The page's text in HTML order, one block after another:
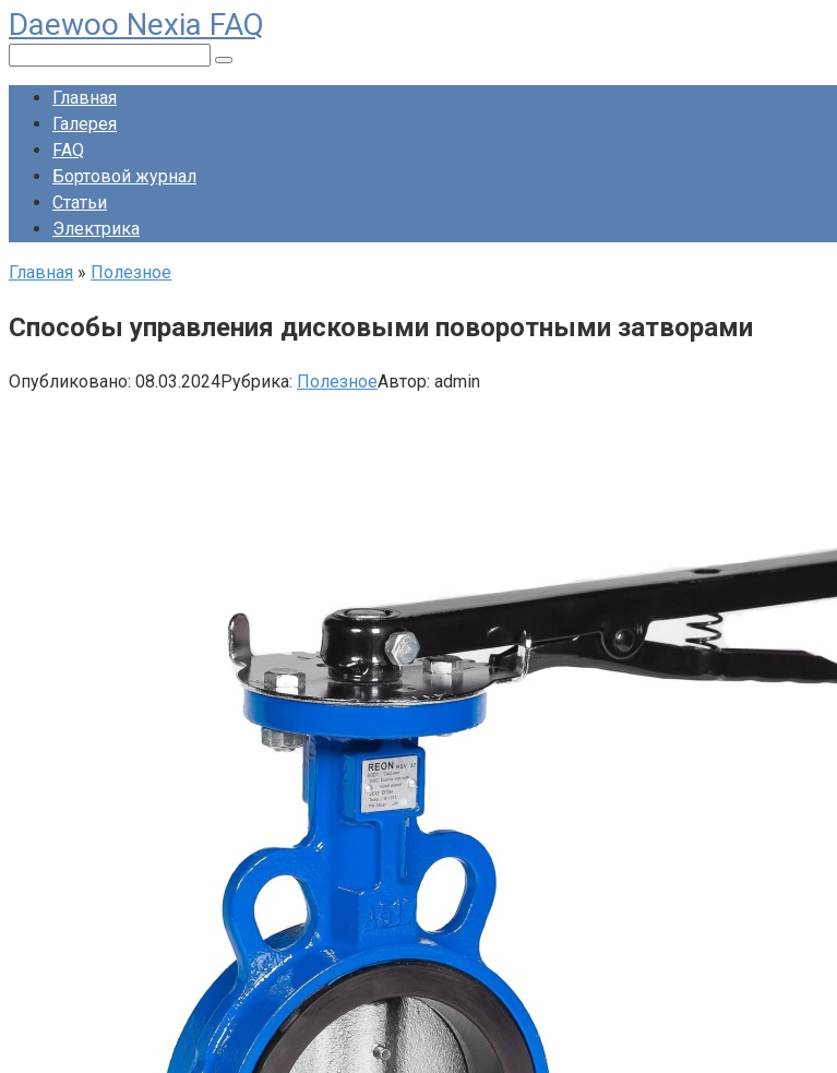
Перейти
к
контенту
Daewoo Nexia FAQ
Главная
Галерея
FAQ
Бортовой журнал
Статьи
Электрика
Главная » Полезное
Способы управления дисковыми поворотными затворами
Опубликовано: 08.03.2024Рубрика: ПолезноеАвтор: admin